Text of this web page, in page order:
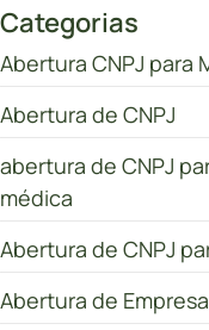
Categorias
Abertura CNPJ para
Abertura de CNPJ
abertura de CNPJ
médica
Abertura de CNPJ
Abertura de Empresa